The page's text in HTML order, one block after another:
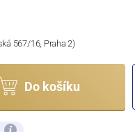
567/16, Praha 2)
Do košíku